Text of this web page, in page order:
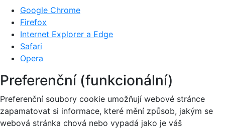
Google Chrome
Firefox
Internet Explorer a Edge
Safari
Opera
Preferenční (funkcionální)
Preferenční soubory cookie umožňují webové stránce
zapamatovat si informace, které mění způsob, jakým se
webová stránka chová nebo vypadá jako je váš